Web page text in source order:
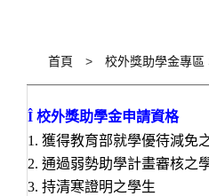
首頁 校外獎助學金專區
Î 校外獎助學金申請資格
1. 獲得教育部就學優待減免
2. 通過弱勢助學計畫審核之
3. 持清寒證明之學生